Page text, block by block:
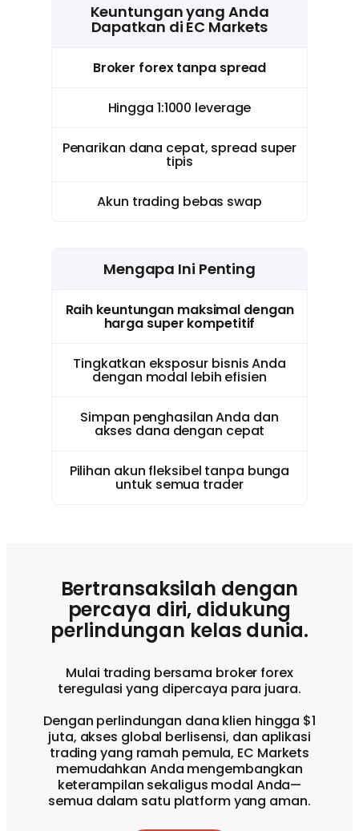
Keuntungan yang Anda
Dapatkan di EC Markets
Broker forex tanpa spread
Hingga 1:1000 leverage
Penarikan dana cepat, spread super
tipis
Akun trading bebas swap
Mengapa Ini Penting
Raih keuntungan maksimal dengan
harga super kompetitif
Tingkatkan eksposur bisnis Anda
dengan modal lebih efisien
Simpan penghasilan Anda dan
akses dana dengan cepat
Pilihan akun fleksibel tanpa bunga
untuk semua trader
Bertransaksilah dengan
percaya diri, didukung
perlindungan kelas dunia.
Mulai trading bersama broker forex
teregulasi yang dipercaya para juara.
Dengan perlindungan dana klien hingga $1
juta, akses global berlisensi, dan aplikasi
trading yang ramah pemula, EC Markets
memudahkan Anda mengembangkan
keterampilan sekaligus modal Anda—
semua dalam satu platform yang aman.